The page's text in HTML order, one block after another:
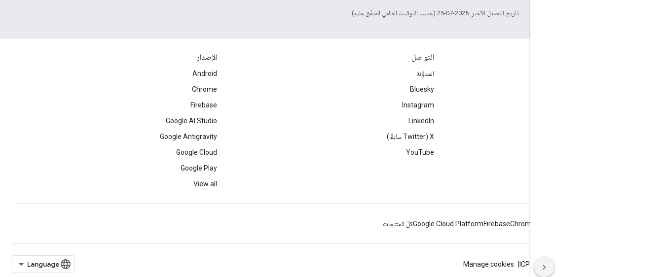
تاريخ التعديل الأخير: 2025-07-25 (حسب التوقيت العالمي المتفَّق عليه)
التواصل
المدوّنة
Bluesky
Instagram
LinkedIn
‫X ‏(Twitter سابقًا)
YouTube
الإصدار
Android
Chrome
Firebase
Google AI Studio
Google Antigravity
Google Cloud
Google Play
View all
Chrome
Firebase
Google Cloud Platformكلّ المنتجات
ICP证合字B2-20070004号
Manage cookies